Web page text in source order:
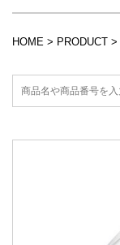
HOME > PRODUCT >